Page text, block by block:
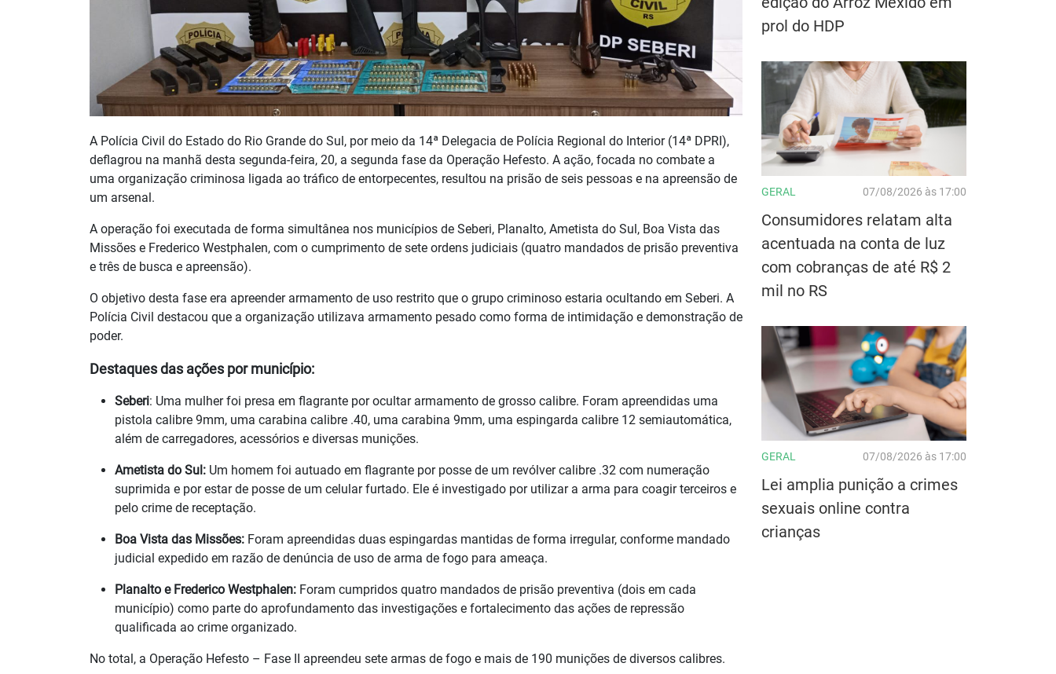
A Polícia Civil do Estado do Rio Grande do Sul, por meio da 14ª Delegacia de Polícia Regional do Interior (14ª DPRI),
deflagrou na manhã desta segunda-feira, 20, a segunda fase da Operação Hefesto. A ação, focada no combate a
uma organização criminosa ligada ao tráfico de entorpecentes, resultou na prisão de seis pessoas e na apreensão de
um arsenal.
A operação foi executada de forma simultânea nos municípios de Seberi, Planalto, Ametista do Sul, Boa Vista das
Missões e Frederico Westphalen, com o cumprimento de sete ordens judiciais (quatro mandados de prisão preventiva
e três de busca e apreensão).
O objetivo desta fase era apreender armamento de uso restrito que o grupo criminoso estaria ocultando em Seberi. A
Polícia Civil destacou que a organização utilizava armamento pesado como forma de intimidação e demonstração de
poder.
Destaques das ações por município:
Seberi: Uma mulher foi presa em flagrante por ocultar armamento de grosso calibre. Foram apreendidas uma
pistola calibre 9mm, uma carabina calibre .40, uma carabina 9mm, uma espingarda calibre 12 semiautomática,
além de carregadores, acessórios e diversas munições.
Ametista do Sul: Um homem foi autuado em flagrante por posse de um revólver calibre .32 com numeração
suprimida e por estar de posse de um celular furtado. Ele é investigado por utilizar a arma para coagir terceiros e
pelo crime de receptação.
Boa Vista das Missões: Foram apreendidas duas espingardas mantidas de forma irregular, conforme mandado
judicial expedido em razão de denúncia de uso de arma de fogo para ameaça.
Planalto e Frederico Westphalen: Foram cumpridos quatro mandados de prisão preventiva (dois em cada
município) como parte do aprofundamento das investigações e fortalecimento das ações de repressão
qualificada ao crime organizado.
No total, a Operação Hefesto – Fase II apreendeu sete armas de fogo e mais de 190 munições de diversos calibres.
prol do HDP
GERAL 07/08/2026 às 17:00
Consumidores relatam alta
acentuada na conta de luz
com cobranças de até R$ 2
mil no RS
GERAL 07/08/2026 às 17:00
Lei amplia punição a crimes
sexuais online contra
crianças